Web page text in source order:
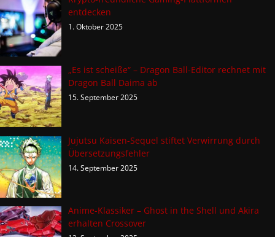
entdecken
1. Oktober 2025
„Es ist scheiße“ – Dragon Ball-Editor rechnet mit
Dragon Ball Daima ab
15. September 2025
Jujutsu Kaisen-Sequel stiftet Verwirrung durch
Übersetzungsfehler
14. September 2025
Anime-Klassiker – Ghost in the Shell und Akira
erhalten Crossover